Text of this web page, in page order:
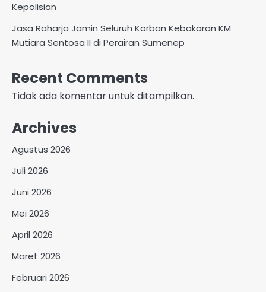
Kepolisian
Jasa Raharja Jamin Seluruh Korban Kebakaran KM
Mutiara Sentosa II di Perairan Sumenep
Recent Comments
Tidak ada komentar untuk ditampilkan.
Archives
Agustus 2026
Juli 2026
Juni 2026
Mei 2026
April 2026
Maret 2026
Februari 2026